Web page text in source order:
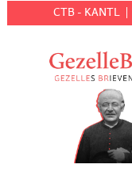
CTB - KANTL